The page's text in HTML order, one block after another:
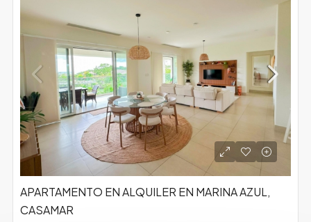
APARTAMENTO EN ALQUILER EN MARINA AZUL,
CASAMAR